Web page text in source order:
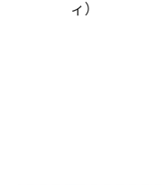
ィ）